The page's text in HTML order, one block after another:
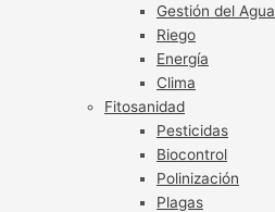
Gestión del Agua
Riego
Energía
Clima
Fitosanidad
Pesticidas
Biocontrol
Polinización
Plagas